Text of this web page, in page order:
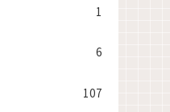
1
6
107